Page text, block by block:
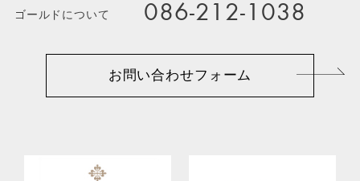
ゴールドについて 086-212-1038
お問い合わせフォーム